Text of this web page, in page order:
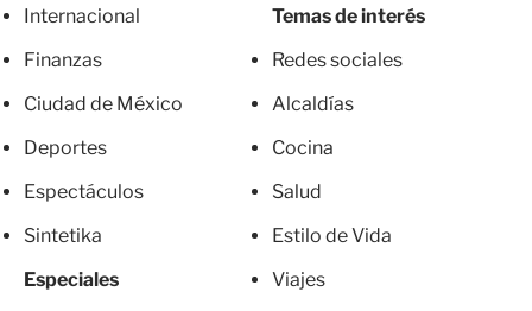
Internacional
Finanzas
Ciudad de México
Deportes
Espectáculos
Sintetika
Especiales
Temas de interés
Redes sociales
Alcaldías
Cocina
Salud
Estilo de Vida
Viajes